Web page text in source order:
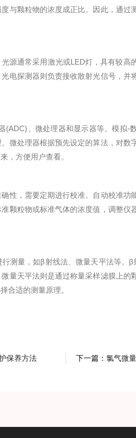
与颗粒物的浓度成正比。因此，通过
通常采用激光或LED灯，具有较高
电探测器则负责接收散射光信号，并
、微处理器和显示器等。模拟-
微处理器根据预先设定的算法，对数
，方便用户查看。
，需要定期进行校准。自动校准功
颗粒物或标准气体的浓度值，调整仪
量，如β射线法、微量天平法等。β
量天平法则是通过称量采样滤膜上的
合适的测量原理。
保养方法 下一篇：氯气微量水